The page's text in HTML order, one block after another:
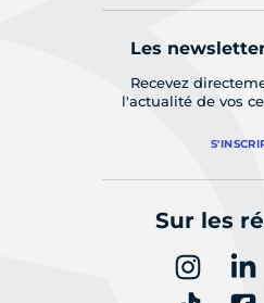
Les
Recevez
l'actualité de vos
Sur les